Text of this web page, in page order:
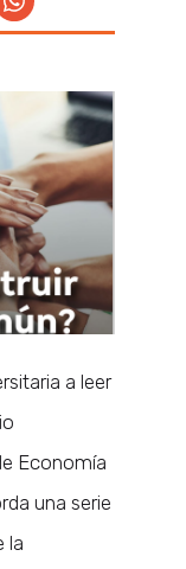
a leer
Economía
una serie
la